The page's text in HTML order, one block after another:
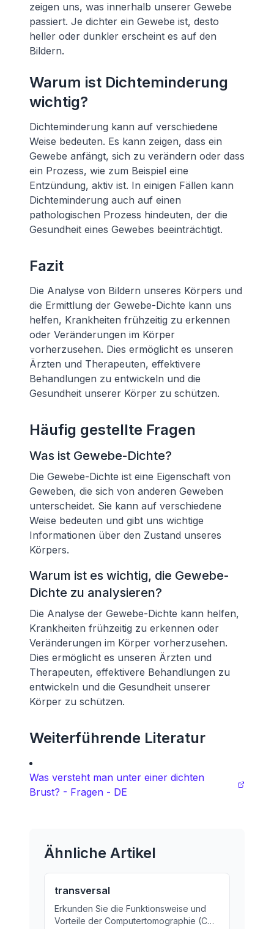
zeigen uns, was innerhalb unserer Gewebe
passiert. Je dichter ein Gewebe ist, desto
heller oder dunkler erscheint es auf den
Bildern.
Warum ist Dichteminderung
wichtig?
Dichteminderung kann auf verschiedene
Weise bedeuten. Es kann zeigen, dass ein
Gewebe anfängt, sich zu verändern oder dass
ein Prozess, wie zum Beispiel eine
Entzündung, aktiv ist. In einigen Fällen kann
Dichteminderung auch auf einen
pathologischen Prozess hindeuten, der die
Gesundheit eines Gewebes beeinträchtigt.
Fazit
Die Analyse von Bildern unseres Körpers und
die Ermittlung der Gewebe-Dichte kann uns
helfen, Krankheiten frühzeitig zu erkennen
oder Veränderungen im Körper
vorherzusehen. Dies ermöglicht es unseren
Ärzten und Therapeuten, effektivere
Behandlungen zu entwickeln und die
Gesundheit unserer Körper zu schützen.
Häufig gestellte Fragen
Was ist Gewebe-Dichte?
Die Gewebe-Dichte ist eine Eigenschaft von
Geweben, die sich von anderen Geweben
unterscheidet. Sie kann auf verschiedene
Weise bedeuten und gibt uns wichtige
Informationen über den Zustand unseres
Körpers.
Warum ist es wichtig, die Gewebe-
Dichte zu analysieren?
Die Analyse der Gewebe-Dichte kann helfen,
Krankheiten frühzeitig zu erkennen oder
Veränderungen im Körper vorherzusehen.
Dies ermöglicht es unseren Ärzten und
Therapeuten, effektivere Behandlungen zu
entwickeln und die Gesundheit unserer
Körper zu schützen.
Weiterführende Literatur
Was versteht man unter einer dichten
Brust? - Fragen - DE
Ähnliche Artikel
transversal
Erkunden Sie die Funktionsweise und
Vorteile der Computertomographie (CT)